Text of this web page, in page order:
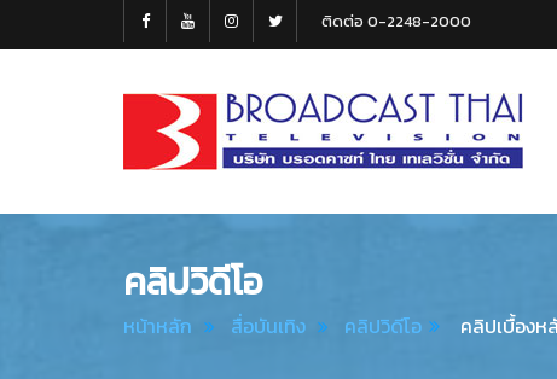
ติดต่อ 0-2248-2000
Thai
คลิปวิดีโอ
หน้าหลัก สื่อบันเทิง คลิปวิดีโอ คลิปเบื้องห